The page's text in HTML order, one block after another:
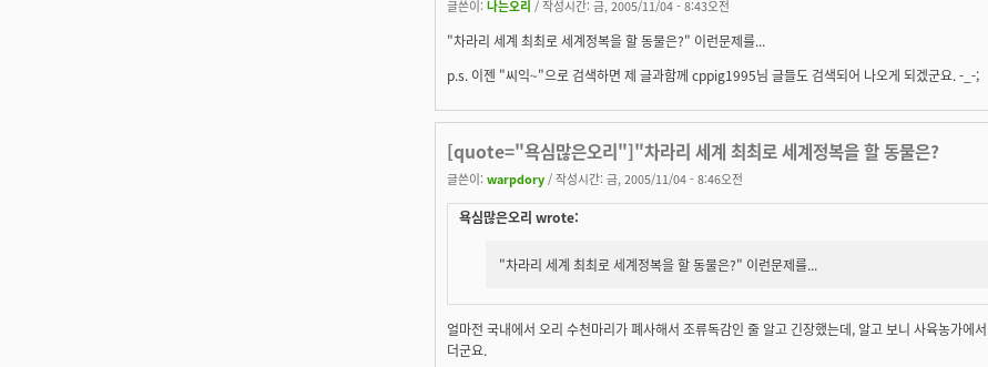
글쓴이: 나는오리 / 작성시간: 금, 2005/11/04 - 8:43오전
"차라리 세계 최최로 세계정복을 할 동물은?" 이런문제를...
p.s. 이젠 "씨익~"으로 검색하면 제 글과함께 cppig1995님 글들도 검색되어 나오게 되겠군요. -_-;
[quote="욕심많은오리"]"차라리 세계 최최로 세계정복을 할 동물은?
글쓴이: warpdory / 작성시간: 금, 2005/11/04 - 8:46오전
욕심많은오리 wrote:
"차라리 세계 최최로 세계정복을 할 동물은?" 이런문제를...
얼마전 국내에서 오리 수천마리가 폐사해서 조류독감인 줄 알고 긴장했는데, 알고 보니 사육농가에
더군요.